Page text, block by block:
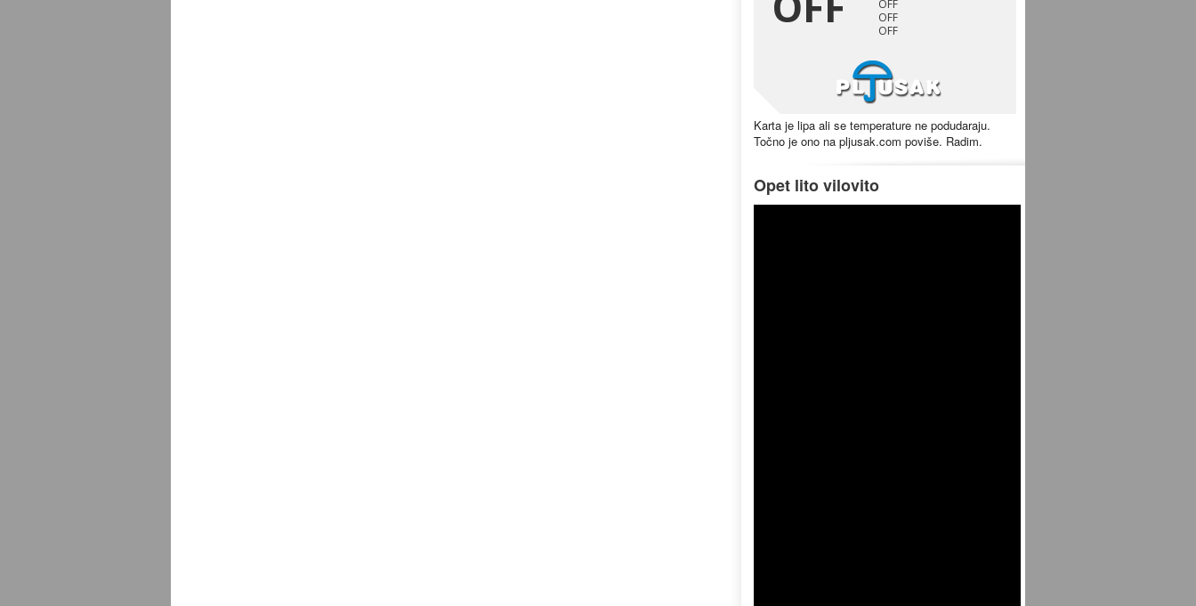
Karta je lipa ali se temperature ne podudaraju.
Točno je ono na pljusak.com poviše. Radim.
Opet lito vilovito